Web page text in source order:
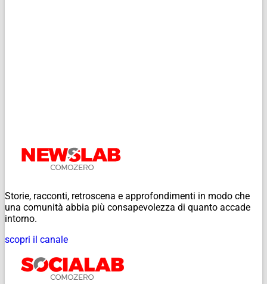
Storie, racconti, retroscena e approfondimenti in modo che
una comunità abbia più consapevolezza di quanto accade
intorno.
scopri il canale